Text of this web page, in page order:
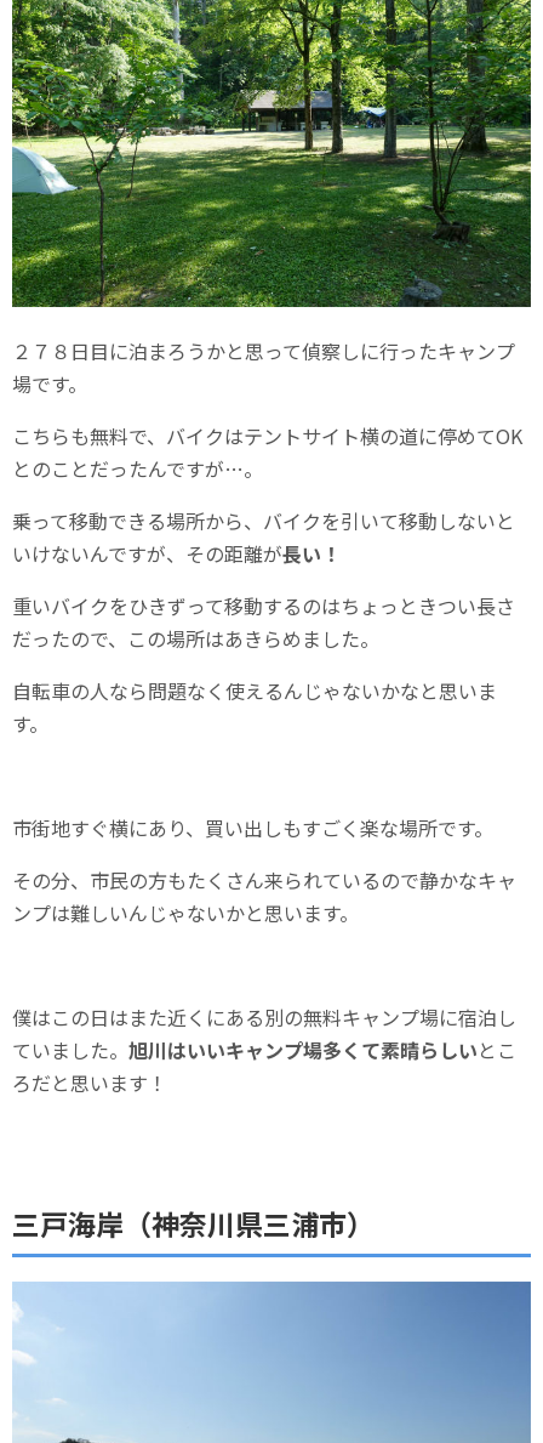
２７８日目に泊まろうかと思って偵察しに行ったキャンプ
場です。
こちらも無料で、バイクはテントサイト横の道に停めてOK
とのことだったんですが…。
乗って移動できる場所から、バイクを引いて移動しないと
いけないんですが、その距離が長い！
重いバイクをひきずって移動するのはちょっときつい長さ
だったので、この場所はあきらめました。
自転車の人なら問題なく使えるんじゃないかなと思いま
す。
市街地すぐ横にあり、買い出しもすごく楽な場所です。
その分、市民の方もたくさん来られているので静かなキャ
ンプは難しいんじゃないかと思います。
僕はこの日はまた近くにある別の無料キャンプ場に宿泊し
ていました。 旭川はいいキャンプ場多くて素晴らしいとこ
ろだと思います！
三戸海岸（神奈川県三浦市）